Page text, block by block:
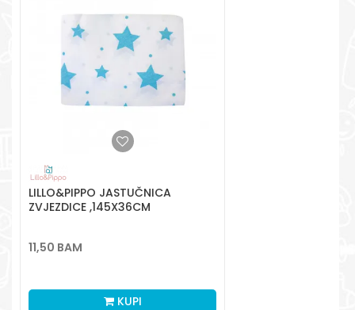
LILLO&PIPPO JASTUČNICA
ZVJEZDICE ,145X36CM
11,50 BAM
KUPI